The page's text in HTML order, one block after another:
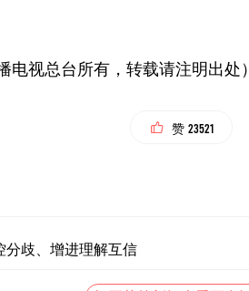
电视总台所有，转载请注明出处）
赞 23521
分歧、增进理解互信